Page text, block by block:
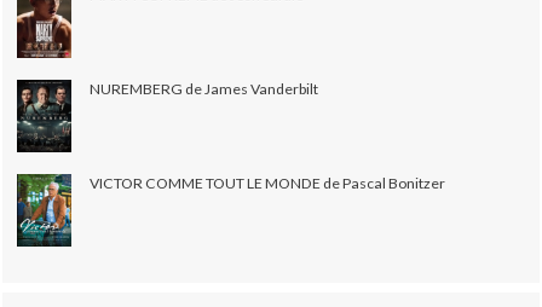
NUREMBERG de James Vanderbilt
VICTOR COMME TOUT LE MONDE de Pascal Bonitzer